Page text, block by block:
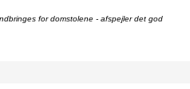
for domstolene - afspejler det god